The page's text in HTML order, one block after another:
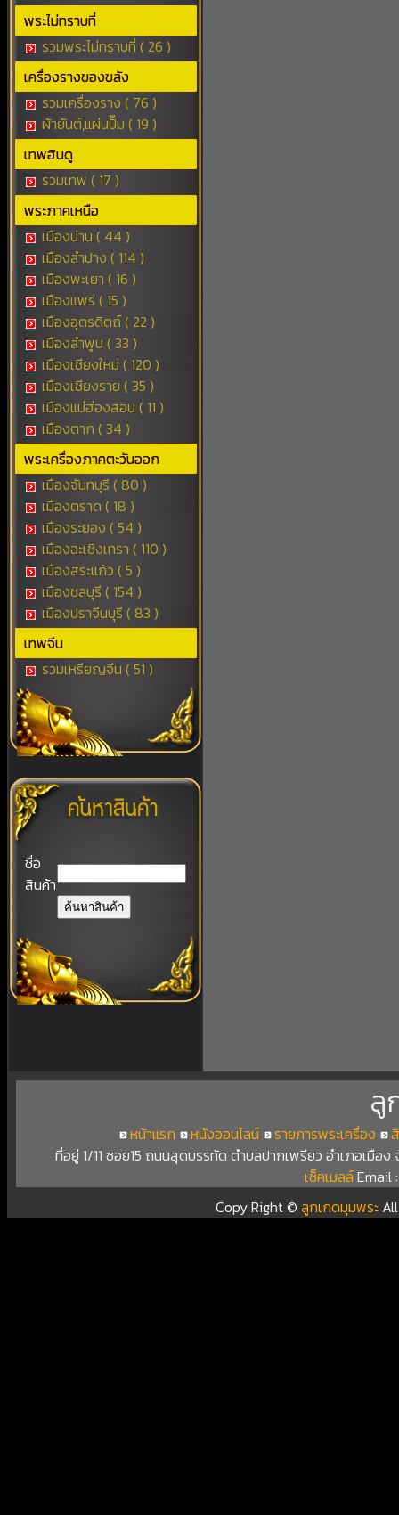
พระไม่ทราบที่
รวมพระไม่ทราบที่ ( 26 )
เครื่องรางของขลัง
รวมเครื่องราง ( 76 )
ผ้ายันต์,แผ่นปั๊ม ( 19 )
เทพฮินดู
รวมเทพ ( 17 )
พระภาคเหนือ
เมืองน่าน ( 44 )
เมืองลำปาง ( 114 )
เมืองพะเยา ( 16 )
เมืองแพร่ ( 15 )
เมืองอุตรดิตถ์ ( 22 )
เมืองลำพูน ( 33 )
เมืองเชียงใหม่ ( 120 )
เมืองเชียงราย ( 35 )
เมืองแม่ฮ่องสอน ( 11 )
เมืองตาก ( 34 )
พระเครื่องภาคตะวันออก
เมืองจันทบุรี ( 80 )
เมืองตราด ( 18 )
เมืองระยอง ( 54 )
เมืองฉะเชิงเทรา ( 110 )
เมืองสระแก้ว ( 5 )
เมืองชลบุรี ( 154 )
เมืองปราจีนบุรี ( 83 )
เทพจีน
รวมเหรียญจีน ( 51 )
ชื่อ
สินค้า
ลู
หน้าแรก หนังออนไลน์ รายการพระเครื่อง
ที่อยู่ 1/11 ซอย15 ถนนสุดบรรทัด ตำบลปากเพรียว อำเภอเมือ
เช็คเมลล์Email
Copy Right ©ลูกเกดมุมพระ